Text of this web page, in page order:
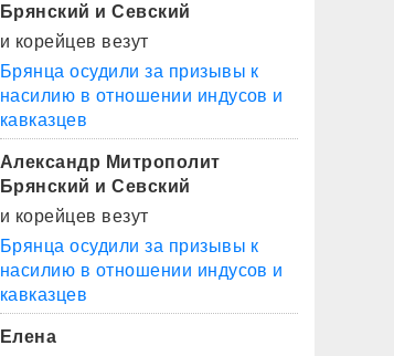
Брянский и Севский
и корейцев везут
Брянца осудили за призывы к
насилию в отношении индусов и
кавказцев
Александр Митрополит
Брянский и Севский
и корейцев везут
Брянца осудили за призывы к
насилию в отношении индусов и
кавказцев
Елена